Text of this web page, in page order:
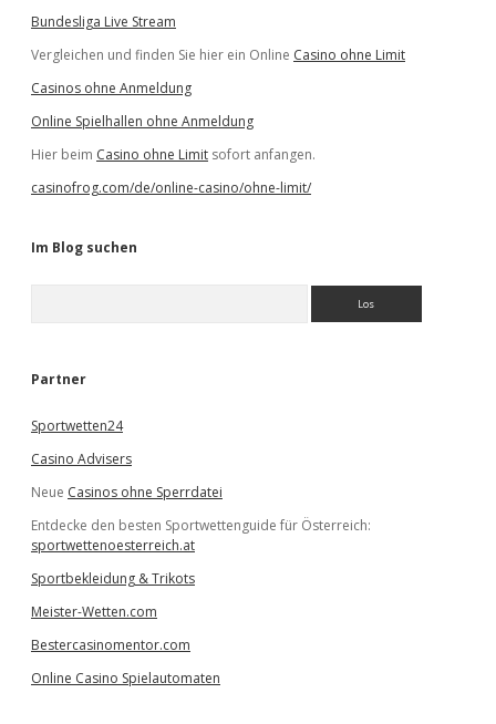
Bundesliga Live Stream
Vergleichen und finden Sie hier ein Online Casino ohne Limit
Casinos ohne Anmeldung
Online Spielhallen ohne Anmeldung
Hier beim Casino ohne Limit sofort anfangen.
casinofrog.com/de/online-casino/ohne-limit/
Im Blog suchen
e
Partner
Sportwetten24
Casino Advisers
Neue Casinos ohne Sperrdatei
Entdecke den besten Sportwettenguide für Österreich:
sportwettenoesterreich.at
Sportbekleidung & Trikots
Meister-Wetten.com
Bestercasinomentor.com
Online Casino Spielautomaten